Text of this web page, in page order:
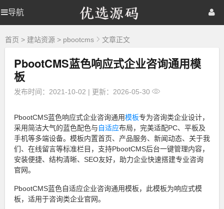
导航
优
选
码
优
选
首页 网站源码
棋牌源码 建站资源
首页 > 建站资源 > pbootcms 文章正文
PbootCMS蓝色响应式企业咨询通用模
板
发布时间：2021-10-02 | 更新：2026-05-30
PbootCMS蓝色响应式企业咨询通用模板专为咨询类企业设计，
采用简洁大气的蓝色配色与自适应布局，完美适配PC、平板及
手机等多端设备。模板内置首页、产品服务、新闻动态、关于我
们、在线留言等标准栏目，支持PbootCMS后台一键管理内容，
安装便捷、结构清晰、SEO友好，助力企业快速搭建专业咨询
官网。
PbootCMS蓝色自适应企业咨询通用模板，此模板为响应式模
板，适用于咨询类企业官网。